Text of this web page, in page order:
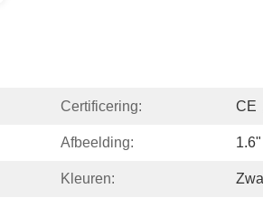
Certificering: CE
Afbeelding:
Kleuren: